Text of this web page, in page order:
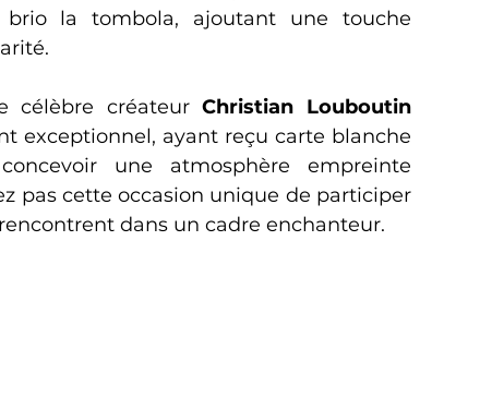
la tombola, ajoutant une touche
célèbre créateur Christian Louboutin
exceptionnel, ayant reçu carte blanche
une atmosphère empreinte
pas cette occasion unique de participer
dans un cadre enchanteur.